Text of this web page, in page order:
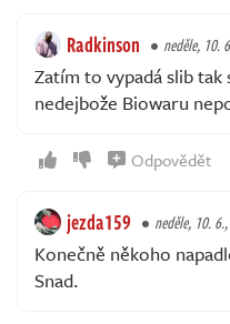
Radkinson neděle, 10.
Zatím to vypadá slib tak
nedejbože Biowaru
Odpovědět
jezda159 neděle, 10.
Konečně někoho
Snad.